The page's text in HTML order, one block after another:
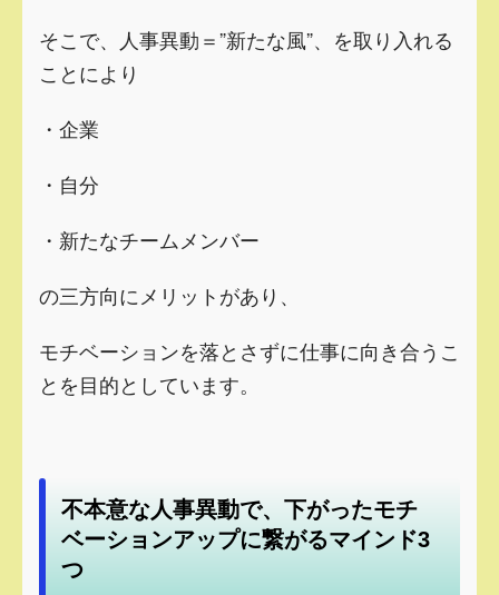
そこで、人事異動＝”新たな風”、を取り入れる
ことにより
・企業
・自分
・新たなチームメンバー
の三方向にメリットがあり、
モチベーションを落とさずに仕事に向き合うこ
とを目的としています。
不本意な人事異動で、下がったモチ
ベーションアップに繋がるマインド3
つ